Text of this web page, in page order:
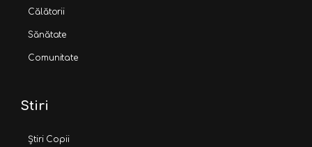
Călătorii
Sănătate
Comunitate
Stiri
Știri Copii